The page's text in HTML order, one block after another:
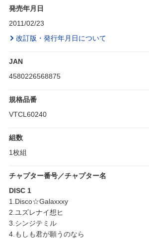
発売年月日
2011/02/23
改訂版・発行年月日について
JAN
4580226568875
規格品番
VTCL60240
組数
1枚組
チャプター番号／チャプター名
DISC 1
1.Disco☆Galaxxxy
2.ユズレナイ想ヒ
3.シンジテミル
4.もしも君が願うのなら